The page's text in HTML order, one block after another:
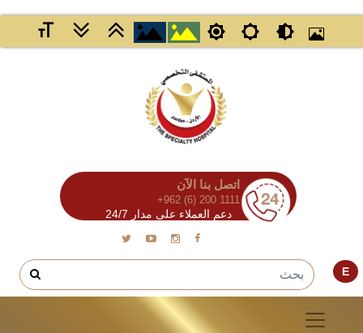
اتصل بنا الآن
+962 (6) 200 1111
دعم العملاء على مدار 24/7
E